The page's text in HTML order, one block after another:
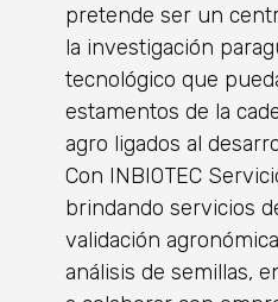
pretende ser un
la investigación
tecnológico que
estamentos de la
agro ligados al
Con INBIOTEC
brindando servicios
validación
análisis de semillas,